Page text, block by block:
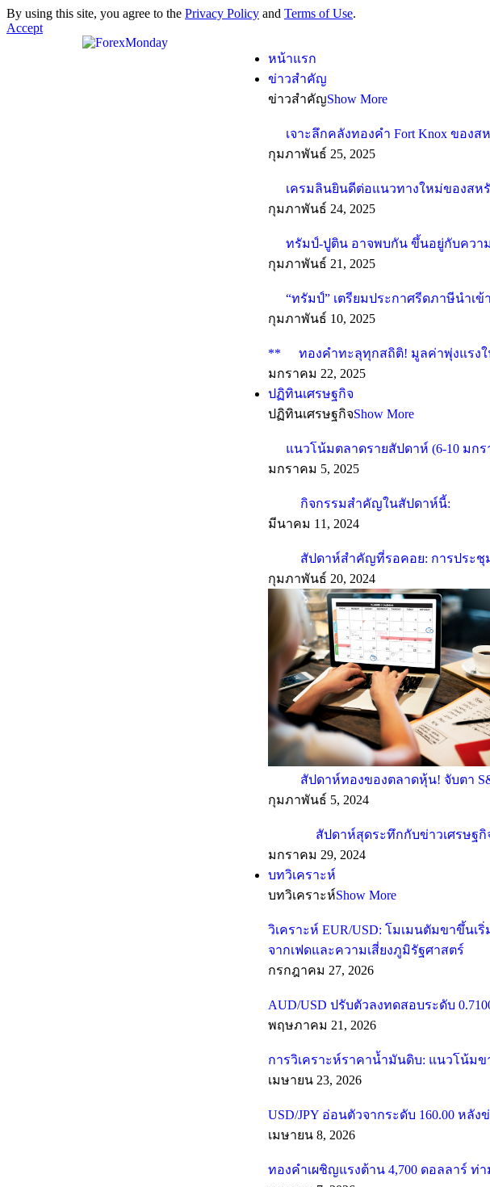
By using this site, you agree to the Privacy Policy and Terms of Use.
Accept
หน้าแรก
ข่าวสำคัญ
ข่าวสำคัญShow More
เจาะลึกคลังทองคำ Fort Knox ของ
กุมภาพันธ์ 25, 2025
เครมลินยินดีต่อแนวทางใหม่ของสห
กุมภาพันธ์ 24, 2025
ทรัมป์-ปูติน อาจพบกัน ขึ้นอยู่กับควา
กุมภาพันธ์ 21, 2025
“ทรัมป์” เตรียมประกาศรีดภาษีนำเ
กุมภาพันธ์ 10, 2025
** ทองคำทะลุทุกสถิติ! มูลค่าพุ่งแรงใ
มกราคม 22, 2025
ปฏิทินเศรษฐกิจ
ปฏิทินเศรษฐกิจShow More
แนวโน้มตลาดรายสัปดาห์ (6-10 มก
มกราคม 5, 2025
กิจกรรมสำคัญในสัปดาห์นี้:
มีนาคม 11, 2024
สัปดาห์สำคัญที่รอคอย: การประ
กุมภาพันธ์ 20, 2024
สัปดาห์ทองของตลาดหุ้น! จับตา
กุมภาพันธ์ 5, 2024
สัปดาห์สุดระทึกกับข่าวเศรษฐ
มกราคม 29, 2024
บทวิเคราะห์
บทวิเคราะห์Show More
วิเคราะห์ EUR/USD: โมเมนตัมขาขึ้นเ
จากเฟดและความเสี่ยงภูมิรัฐศาสตร์
กรกฎาคม 27, 2026
AUD/USD ปรับตัวลงทดสอบระดับ
พฤษภาคม 21, 2026
การวิเคราะห์ราคาน้ำมันดิบ: แนวโน้ม
เมษายน 23, 2026
USD/JPY อ่อนตัวจากระดับ 160.00 หลั
เมษายน 8, 2026
ทองคำเผชิญแรงต้าน 4,700 ดอลลาร์ ท่